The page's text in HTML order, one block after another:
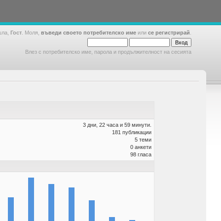
Гост . Моля, въведи своето потребителско име или се регистрирай
Влез с потребителско име, парола и продължителност на сесията
3 дни, 22 часа и 59 минути.
181 публикации
5 теми
0 анкети
98 гласа